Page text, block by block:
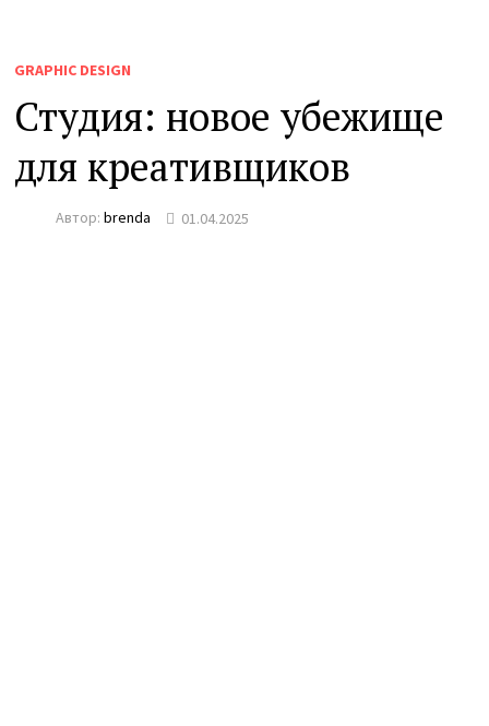
GRAPHIC DESIGN
Студия: новое убежище
для креативщиков
Автор:brenda 01.04.2025